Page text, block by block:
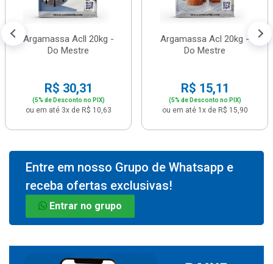
Argamassa Acll 20kg -
Do Mestre
R$ 30,31
(5% de Desconto no PIX)
ou em até 3x de R$ 10,63
Argamassa Acl 20kg -
Do Mestre
R$ 15,11
(5% de Desconto no PIX)
ou em até 1x de R$ 15,90
Entre em nosso Grupo de Whatsapp e
receba ofertas exclusivas!
Entrar no grupo